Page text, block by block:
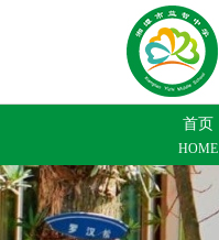
首页
HOME